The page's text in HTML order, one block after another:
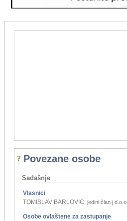
Povezane osobe
Sadašnje
Vlasnici
TOMISLAV BARLOVIĆ, jedini član j.d.o.o.
Osobe ovlaštene za zastupanje